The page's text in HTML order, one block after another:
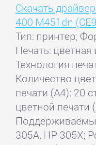
Скачать
400 M451dn
Тип: принтер;
Печать: цветная
Технология
Количество
печати (А4): 20
цветной печати
305A, HP 305X;